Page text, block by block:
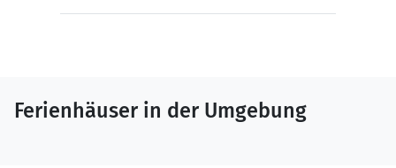
Ferienhäuser in der Umgebung